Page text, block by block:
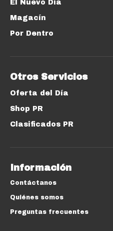
El Nuevo Día
Magacín
Por Dentro
Otros Servicios
Oferta del Día
Shop PR
Clasificados PR
Información
Contáctanos
Quiénes somos
Preguntas frecuentes